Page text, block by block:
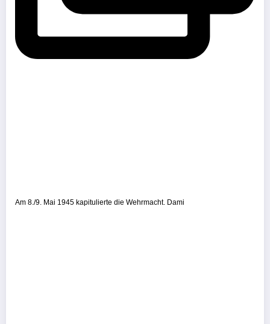
Am 8./9. Mai 1945 kapitulierte die Wehrmacht. Dami